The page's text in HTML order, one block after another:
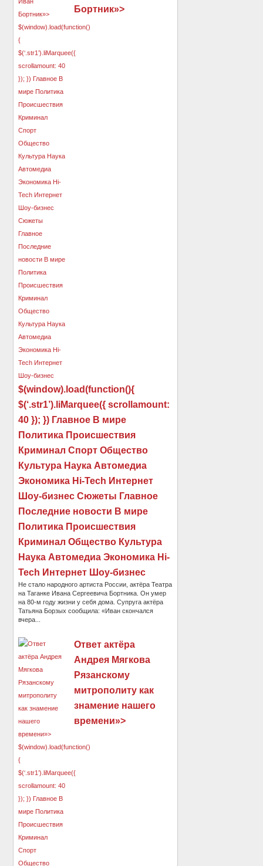
Бортник»>
$(window).load(function(){
$(‘.str1’).liMarquee({ scrollamount:
40 }); }) Главное В мире
Политика Происшествия
Криминал Спорт Общество
Культура Наука Автомедиа
Экономика Hi-Tech Интернет
Шоу-бизнес Сюжеты Главное
Последние новости В мире
Политика Происшествия
Криминал Общество Культура
Наука Автомедиа Экономика Hi-
Tech Интернет Шоу-бизнес
Не стало народного артиста России, актёра Театра
на Таганке Ивана Сергеевича Бортника. Он умер
на 80-м году жизни у себя дома. Супруга актёра
Татьяна Борзых сообщила: «Иван скончался
вчера...
Ответ актёра
Андрея Мягкова
Рязанскому
митрополиту как
знамение нашего
времени»>